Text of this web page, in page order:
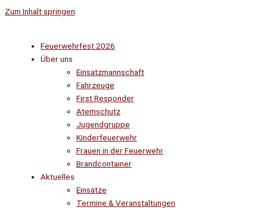
Zum Inhalt springen
Feuerwehrfest 2026
Über uns
Einsatzmannschaft
Fahrzeuge
First Responder
Atemschutz
Jugendgruppe
Kinderfeuerwehr
Frauen in der Feuerwehr
Brandcontainer
Aktuelles
Einsätze
Termine & Veranstaltungen